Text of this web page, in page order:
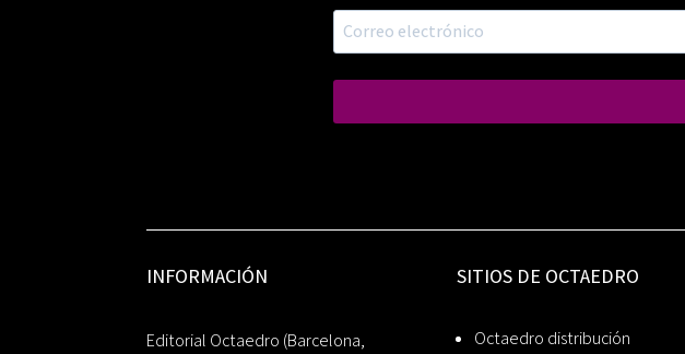
INFORMACIÓN
Editorial Octaedro (Barcelona,
SITIOS DE OCTAEDRO
Octaedro distribución